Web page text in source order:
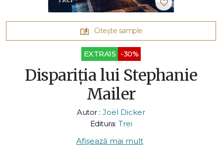
Citește sample
EXTRA15 -30%
Dispariția lui Stephanie
Mailer
Autor : Joël Dicker
Editura: Trei
Afișează mai mult